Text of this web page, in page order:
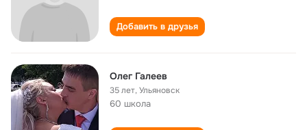
Добавить в друзья
Олег Галеев
35 лет,Ульяновск
60 школа